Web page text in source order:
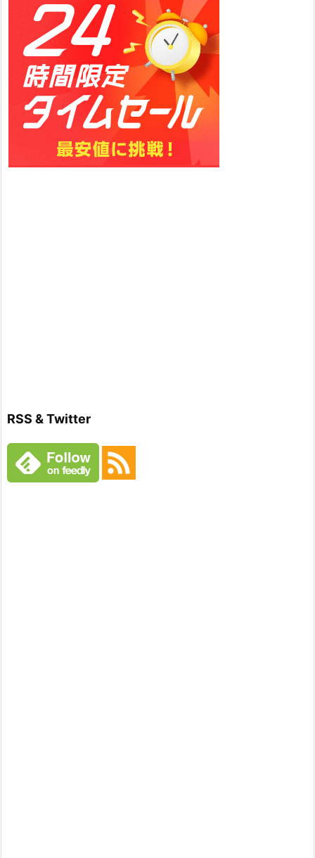
RSS & Twitter